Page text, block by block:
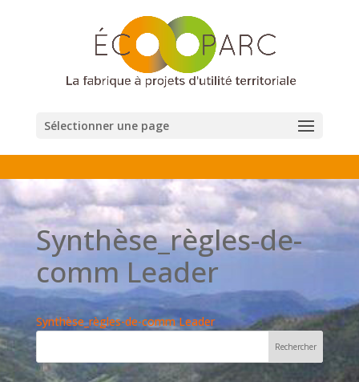
Sélectionner une page
Synthèse_règles-de-
comm Leader
Synthèse_règles-de-comm Leader